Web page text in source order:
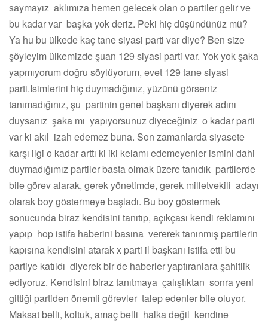
saymayız aklımıza hemen gelecek olan o partiler gelir ve
bu kadar var başka yok deriz. Peki hiç düşündünüz mü?
Ya hu bu ülkede kaç tane siyasi parti var diye? Ben size
şöyleyim ülkemizde şuan 129 siyasi parti var. Yok yok şaka
yapmıyorum doğru söylüyorum, evet 129 tane siyasi
parti.Isimlerini hiç duymadığınız, yüzünü görseniz
tanımadığınız, şu partinin genel başkanı diyerek adını
duysanız şaka mı yapıyorsunuz diyeceğiniz o kadar parti
var ki akıl izah edemez buna. Son zamanlarda siyasete
karşı ilgi o kadar arttı ki iki kelamı edemeyenler ismini dahi
duymadığımız partiler basta olmak üzere tanıdık partilerde
bile görev alarak, gerek yönetimde, gerek milletvekili adayı
olarak boy göstermeye başladı. Bu boy göstermek
sonucunda biraz kendisini tanıtıp, açıkçası kendi reklamını
yapıp hop istifa haberini basına vererek tanınmış partilerin
kapısına kendisini atarak x parti il başkanı istifa etti bu
partiye katıldı diyerek bir de haberler yaptıranlara şahitlik
ediyoruz. Kendisini biraz tanıtmaya çalıştıktan sonra yeni
gittiği partiden önemli görevler talep edenler bile oluyor.
Maksat belli, koltuk, amaç belli halka değil kendine